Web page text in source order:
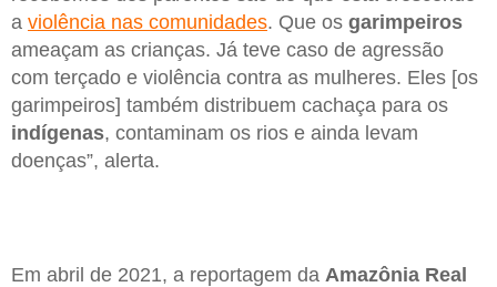
a violência nas comunidades. Que os garimpeiros
ameaçam as crianças. Já teve caso de agressão
com terçado e violência contra as mulheres. Eles [os
garimpeiros] também distribuem cachaça para os
indígenas, contaminam os rios e ainda levam
doenças”, alerta.
Em abril de 2021, a reportagem da Amazônia Real